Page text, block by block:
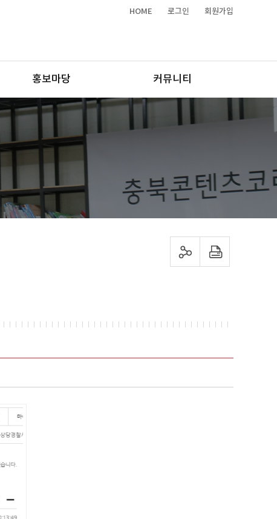
HOME 로그인 회원가입
홍보마당 커뮤니티
sns 공유하기 프린트하기